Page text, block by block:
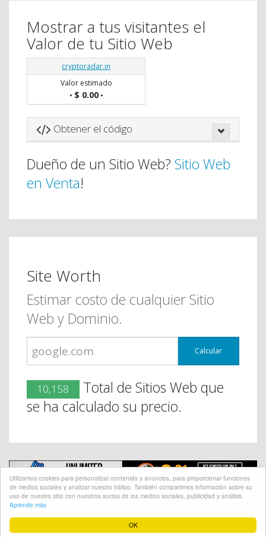
OK
Utilizamos cookies para personalizar contenido y anuncios, para proporcionar funciones
de medios sociales y analizar nuestro tráfico. También compartimos información sobre su
uso de nuestro sitio con nuestros socios de los medios sociales, publicidad y análisis.
Aprende más
Mostrar a tus visitantes el
Valor de tu Sitio Web
cryptoradar.in
Valor estimado
• $ 0.00•
Obtener el código
Dueño de un Sitio Web? Sitio Web
en Venta!
Site Worth
Estimar costo de cualquier Sitio
Web y Dominio.
Calcular
10,158
Total de Sitios Web que
se ha calculado su precio.
@ CopyRight 2018 Site Worth